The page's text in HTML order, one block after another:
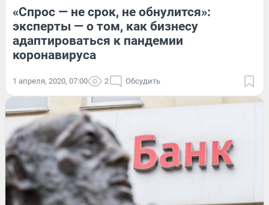
«Спрос — не срок, не обнулится»:
эксперты — о том, как бизнесу
адаптироваться к пандемии
коронавируса
1 апреля, 2020, 07:00 2 Обсудить